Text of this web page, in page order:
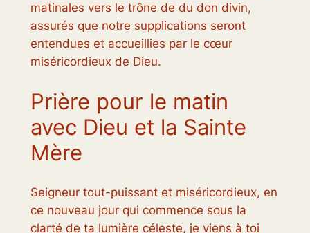
matinales vers le trône de du don divin,
assurés que notre supplications seront
entendues et accueillies par le cœur
miséricordieux de Dieu.
Prière pour le matin
avec Dieu et la Sainte
Mère
Seigneur tout-puissant et miséricordieux, en
ce nouveau jour qui commence sous la
clarté de ta lumière céleste, je viens à toi